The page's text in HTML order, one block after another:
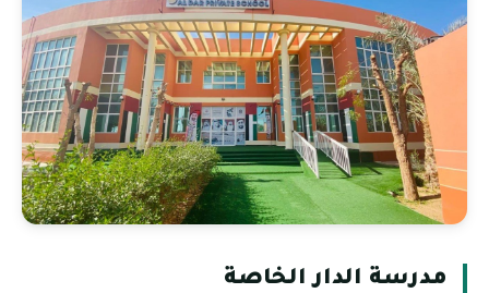
مدرسة الدار الخاصة